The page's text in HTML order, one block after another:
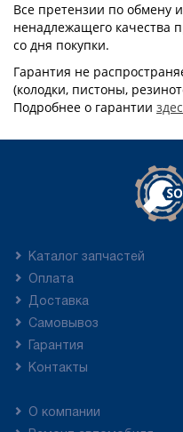
Все претензии по обмену
ненадлежащего качества
со дня покупки.
Гарантия не
(колодки, пистоны,
Подробнее о гарантии
Каталог запчастей
Оплата
Доставка
Самовывоз
Гарантия
Контакты
О компании